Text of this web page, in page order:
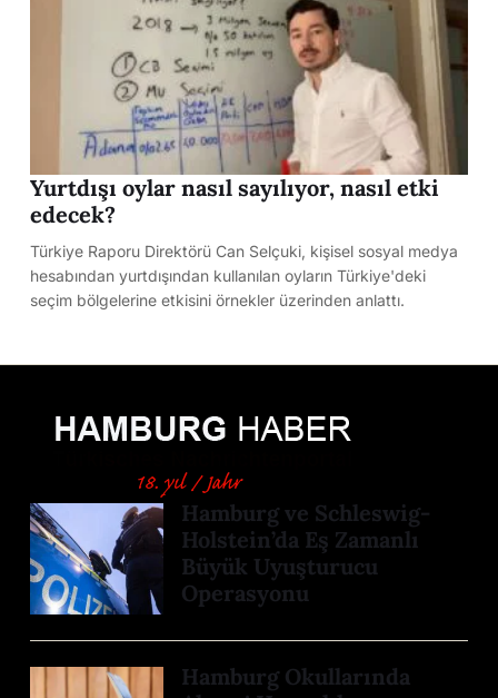
Yurtdışı oylar nasıl sayılıyor, nasıl etki
edecek?
Türkiye Raporu Direktörü Can Selçuki, kişisel sosyal medya
hesabından yurtdışından kullanılan oyların Türkiye'deki
seçim bölgelerine etkisini örnekler üzerinden anlattı.
Hamburg ve Schleswig-
Holstein’da Eş Zamanlı
Büyük Uyuşturucu
Operasyonu
Hamburg Okullarında